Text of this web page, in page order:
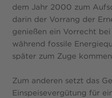
dem Jahr 2000 zum
darin der Vorrang der
genießen ein Vorrecht
während fossile
später zum Zuge
Zum anderen setzt das
Einspeisevergütung für